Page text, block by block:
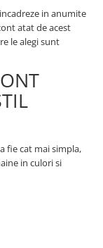
in anumite
atat de acest
le alegi sunt
fie cat mai simpla,
in culori si